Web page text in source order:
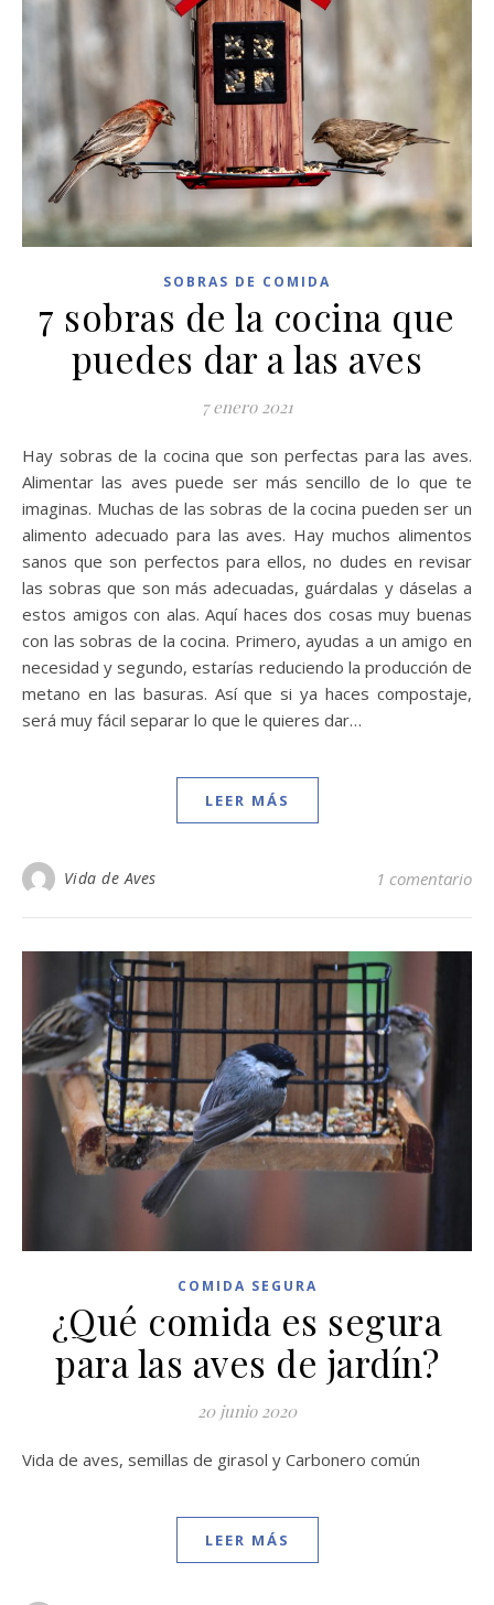
SOBRAS DE COMIDA
7 sobras de la cocina que
puedes dar a las aves
7 enero 2021
Hay sobras de la cocina que son perfectas para las aves.
Alimentar las aves puede ser más sencillo de lo que te
imaginas. Muchas de las sobras de la cocina pueden ser un
alimento adecuado para las aves. Hay muchos alimentos
sanos que son perfectos para ellos, no dudes en revisar
las sobras que son más adecuadas, guárdalas y dáselas a
estos amigos con alas. Aquí haces dos cosas muy buenas
con las sobras de la cocina. Primero, ayudas a un amigo en
necesidad y segundo, estarías reduciendo la producción de
metano en las basuras. Así que si ya haces compostaje,
será muy fácil separar lo que le quieres dar…
LEER MÁS
Vida de Aves 1 comentario
COMIDA SEGURA
¿Qué comida es segura
para las aves de jardín?
20 junio 2020
Vida de aves, semillas de girasol y Carbonero común
LEER MÁS